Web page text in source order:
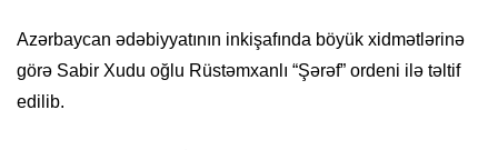
Azərbaycan ədəbiyyatının inkişafında böyük xidmətlərinə
görə Sabir Xudu oğlu Rüstəmxanlı “Şərəf” ordeni ilə təltif
edilib.